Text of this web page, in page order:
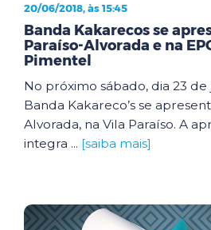
20/06/2018, às 15:45
Banda Kakarecos se
Paraíso-Alvorada e na
Pimentel
No próximo sábado, dia 23 de
Banda Kakareco’s se
Alvorada, na Vila Paraíso. A
integra ... [saiba mais]